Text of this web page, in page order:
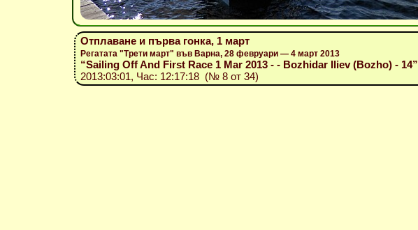
Отплаване и първа гонка, 1 март
Регатата "Трети март" във Варна, 28 февруари — 4 март 2013
“Sailing Off And First Race 1 Mar 2013 - - Bozhidar Iliev (Bozho) - 14”
2013:03:01, Час: 12:17:18 (№ 8 от 34)